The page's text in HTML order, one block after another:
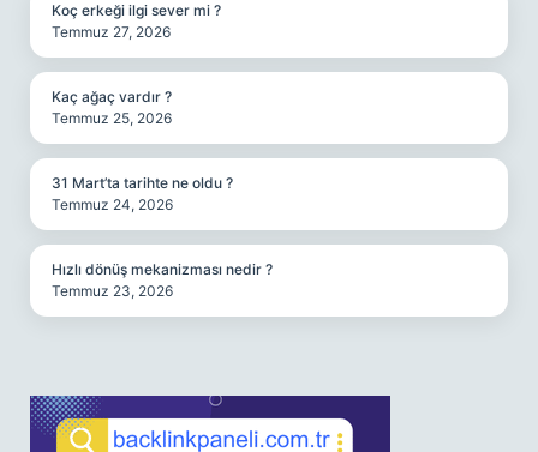
Koç erkeği ilgi sever mi ?
Temmuz 27, 2026
Kaç ağaç vardır ?
Temmuz 25, 2026
31 Mart’ta tarihte ne oldu ?
Temmuz 24, 2026
Hızlı dönüş mekanizması nedir ?
Temmuz 23, 2026